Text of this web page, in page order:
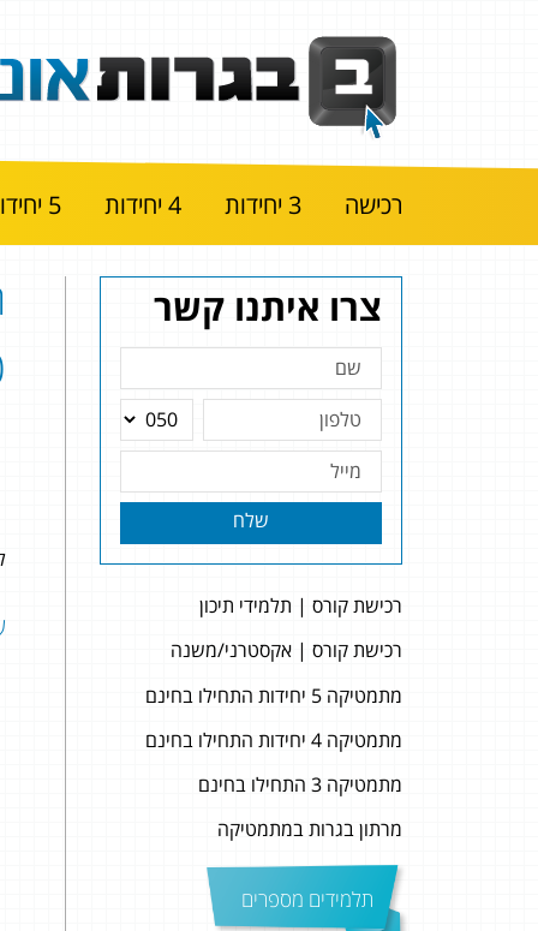
רכישה 3 יחידות 4 יחידות 5 יחידות
צרו איתנו קשר
שלח
רכישת קורס | תלמידי תיכון
רכישת קורס | אקסטרני/משנה
מתמטיקה 5 יחידות התחילו בחינם
מתמטיקה 4 יחידות התחילו בחינם
מתמטיקה 3 התחילו בחינם
מרתון בגרות במתמטיקה
תלמידים מספרים